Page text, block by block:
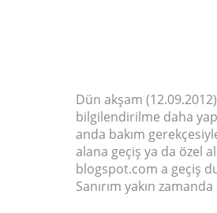
Dün akşam
bilgilendirilme daha
anda bakım
alana geçiş ya da özel
blogspot.com a geçiş
Sanırım yakın